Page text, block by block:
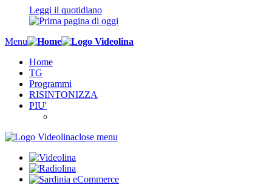
Leggi il quotidiano
Menu
Home
TG
Programmi
RISINTONIZZA
PIU'
close menu